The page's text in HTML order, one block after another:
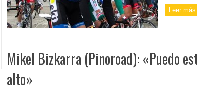
Leer
Mikel Bizkarra (Pinoroad): «Puedo
alto»